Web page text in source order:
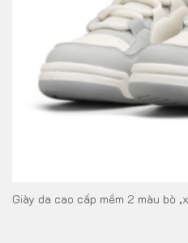
Giày da cao cấp mềm 2 màu bò